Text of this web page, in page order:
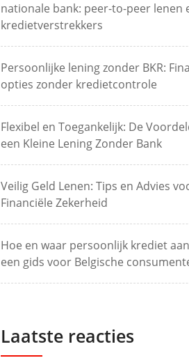
nationale bank: peer-to-peer lenen
kredietverstrekkers
Persoonlijke lening zonder BKR:
opties zonder kredietcontrole
Flexibel en Toegankelijk: De
een Kleine Lening Zonder Bank
Veilig Geld Lenen: Tips en Advies
Financiële Zekerheid
Hoe en waar persoonlijk krediet
een gids voor Belgische
Laatste reacties